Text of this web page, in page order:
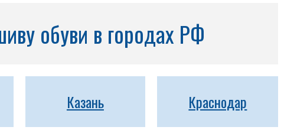
обуви в городах РФ
Казань Краснодар